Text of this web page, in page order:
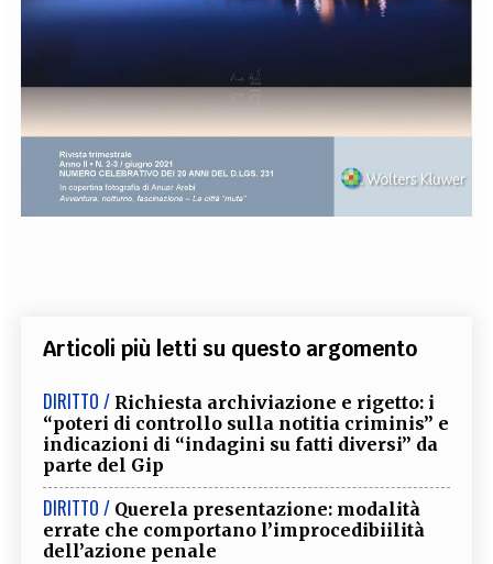
Articoli più letti su questo argomento
DIRITTO / Richiesta archiviazione e rigetto: i
“poteri di controllo sulla notitia criminis” e
indicazioni di “indagini su fatti diversi” da
parte del Gip
DIRITTO / Querela presentazione: modalità
errate che comportano l’improcedibiilità
dell’azione penale